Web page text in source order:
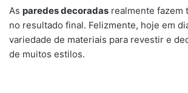
As paredes decoradas realmente fazem
no resultado final. Felizmente, hoje em
variedade de materiais para revestir e
de muitos estilos.